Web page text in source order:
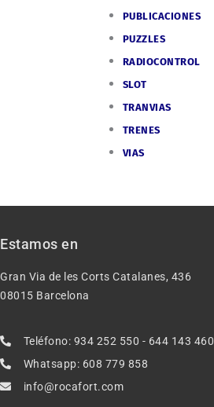
PUBLICACIONES
PUZZLES
RADIOCONTROL
SLOT
TRANVIAS
TRENES
VIAS
Estamos en
Gran Via de les Corts Catalanes, 436
08015 Barcelona
Teléfono: 934 252 550 - 644 143 460
Whatsapp: 608 779 858
info@rocafort.com